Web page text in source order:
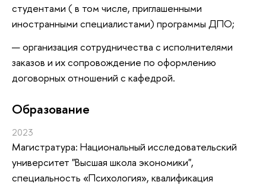
студентами ( в том числе, приглашенными
иностранными специалистами) программы ДПО;
организация сотрудничества с исполнителями
заказов и их сопровождение по оформлению
договорных отношений с кафедрой.
Oбразование
2023
Магистратура: Национальный исследовательский
университет "Высшая школа экономики",
специальность «Психология», квалификация